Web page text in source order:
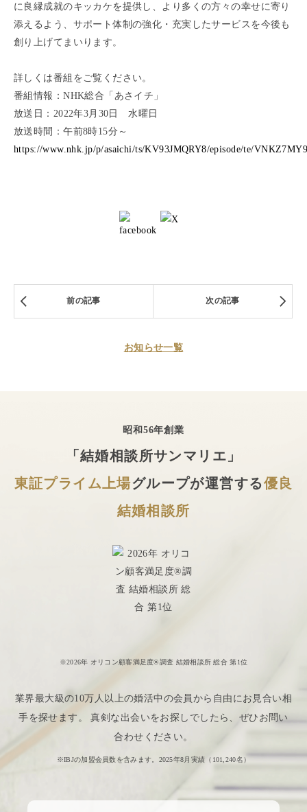
に良縁成就のキッカケを提供し、より多くの方々の幸せに寄り
添えるよう、サポート体制の強化・充実したサービスを今後も
創り上げてまいります。
詳しくは番組をご覧ください。
番組情報：NHK総合「あさイチ」
放送日：2022年3月30日 水曜日
放送時間：午前8時15分～
https://www.nhk.jp/p/asaichi/ts/KV93JMQRY8/episode/te/
前の記事 次の記事
お知らせ一覧
昭和56年創業
「結婚相談所サンマリエ」
東証プライム上場グループが運営する優良
結婚相談所
※2026年 オリコン顧客満足度®調査 結婚相談所 総合 第1位
業界最大級の10万人以上の婚活中の会員から自由にお見合い相
手を探せます。 真剣な出会いをお探しでしたら、ぜひお問い
合わせください。
※IBJの加盟会員数を含みます。2025年8月実績（ 101,240名）